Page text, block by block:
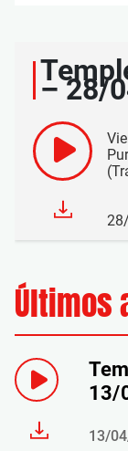
– 28/
Últimos
13/
13/